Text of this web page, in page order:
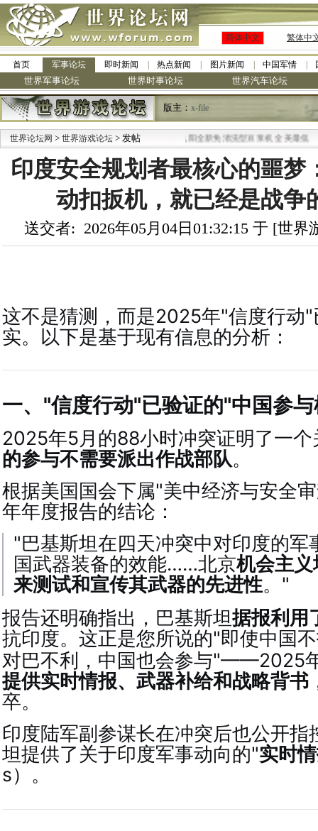
简体中文 繁体中
首页 军事论坛 即时新闻 热点新闻 图片新闻 中国军情
世界军事论坛 世界时事论坛 世界汽车论坛
版主： x-file
世界论坛网 > 世界游戏论坛 > 发帖· 九阳全新免清洗型豆浆机 全美最低
印度安全规划者最核心的噩梦
动扣扳机，就已经是战争
送交者: 2026年05月04日01:32:15 于 [世
这不是猜测，而是2025年"信度行动
实。以下是基于现有信息的分析：
一、"信度行动"已验证的"中国参
2025年5月的88小时冲突证明了一个
的参与不需要派出作战部队。
根据美国国会下属"美中经济与安全
年年度报告的结论：
"巴基斯坦在四天冲突中对印度的军
国武器装备的效能……北京机会主
来测试和宣传其武器的先进性。"
报告还明确指出，巴基斯坦据报利用
抗印度。这正是您所说的"即使中国
对巴不利，中国也会参与"——2025
提供实时情报、武器补给和战略背书
卒。
印度陆军副参谋长在冲突后也公开指
坦提供了关于印度军事动向的"实时
s） 。